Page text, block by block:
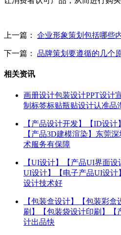
上一篇： 企业形象策划包括哪些
下一篇： 品牌策划要遵循的几个
相关资讯
画册设计包装设计PPT设计
制标签标贴瓶贴设计认准品
【产品设计开发】【ID设计
【产品3D建模渲染】东莞
术服务有保障
【UI设计】【产品UI界面
UI设计】【电子产品UI设计
设计技术好
【包装盒设计】【包装彩
刷】【包装袋设计印刷】【
计出品快